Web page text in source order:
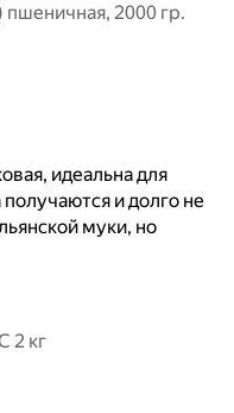
2000 гр.
идеальна для
и долго не
муки, но
2 кг